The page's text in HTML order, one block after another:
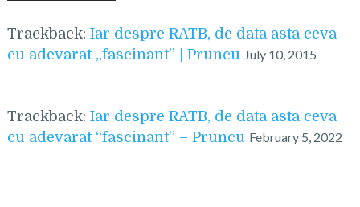
Trackback: Iar despre RATB, de data asta ceva
cu adevarat „fascinant” | Pruncu July 10, 2015
Trackback: Iar despre RATB, de data asta ceva
cu adevarat “fascinant” – Pruncu February 5, 2022